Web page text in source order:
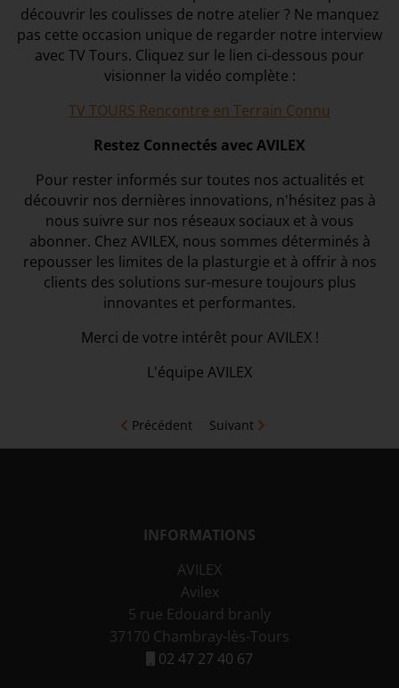
découvrir les coulisses de notre atelier ? Ne manquez
pas cette occasion unique de regarder notre interview
avec TV Tours. Cliquez sur le lien ci-dessous pour
visionner la vidéo complète :
TV TOURS Rencontre en Terrain Connu
Restez Connectés avec AVILEX
Pour rester informés sur toutes nos actualités et
découvrir nos dernières innovations, n'hésitez pas à
nous suivre sur nos réseaux sociaux et à vous
abonner. Chez AVILEX, nous sommes déterminés à
repousser les limites de la plasturgie et à offrir à nos
clients des solutions sur-mesure toujours plus
innovantes et performantes.
Merci de votre intérêt pour AVILEX !
L'équipe AVILEX
Précédent Suivant
INFORMATIONS
AVILEX
Avilex
5 rue Edouard branly
37170 Chambray-lès-Tours
02 47 27 40 67